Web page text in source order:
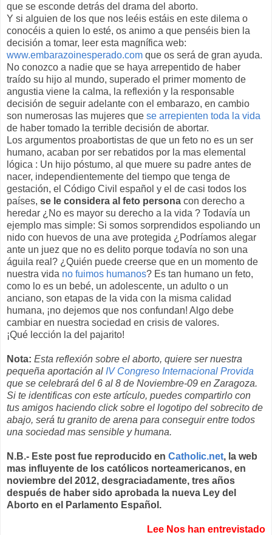
que se esconde detrás del drama del aborto.
Y si alguien de los que nos leéis estáis en este dilema o
conocéis a quien lo esté, os animo a que penséis bien la
decisión a tomar, leer esta magnífica web:
www.embarazoinesperado.com que os será de gran ayuda.
No conozco a nadie que se haya arrepentido de haber
traído su hijo al mundo, superado el primer momento de
angustia viene la calma, la reflexión y la responsable
decisión de seguir adelante con el embarazo, en cambio
son numerosas las mujeres que se arrepienten toda la vida
de haber tomado la terrible decisión de abortar.
Los argumentos proabortistas de que un feto no es un ser
humano, acaban por ser rebatidos por la mas elemental
lógica : Un hijo póstumo, al que muere su padre antes de
nacer, independientemente del tiempo que tenga de
gestación, el Código Civil español y el de casi todos los
países, se le considera al feto persona con derecho a
heredar ¿No es mayor su derecho a la vida ? Todavía un
ejemplo mas simple: Si somos sorprendidos espoliando un
nido con huevos de una ave protegida ¿Podríamos alegar
ante un juez que no es delito porque todavía no son una
águila real? ¿Quién puede creerse que en un momento de
nuestra vida no fuimos humanos? Es tan humano un feto,
como lo es un bebé, un adolescente, un adulto o un
anciano, son etapas de la vida con la misma calidad
humana, ¡no dejemos que nos confundan! Algo debe
cambiar en nuestra sociedad en crisis de valores.
¡Qué lección la del pajarito!
Nota: Esta reflexión sobre el aborto, quiere ser nuestra
pequeña aportación al IV Congreso Internacional Provida
que se celebrará del 6 al 8 de Noviembre-09 en Zaragoza.
Si te identificas con este artículo, puedes compartirlo con
tus amigos haciendo click sobre el logotipo del sobrecito de
abajo, será tu granito de arena para conseguir entre todos
una sociedad mas sensible y humana.
N.B.- Este post fue reproducido en Catholic.net, la web
mas influyente de los católicos norteamericanos, en
noviembre del 2012, desgraciadamente, tres años
después de haber sido aprobada la nueva Ley del
Aborto en el Parlamento Español.
Lee Nos han entrevistado